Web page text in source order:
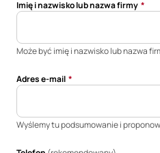
(opcjonalne)
Nie
(opcjonalne)
(opcjonalne)
Imię i nazwisko lub nazwa firmy *
Może być imię i nazwisko lub nazwa
Adres e-mail *
Wyślemy tu podsumowanie i